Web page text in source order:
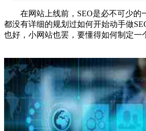
在网站上线前，SEO是必不可少的
都没有详细的规划过如何开始动手做
也好，小网站也罢，要懂得如何制定一